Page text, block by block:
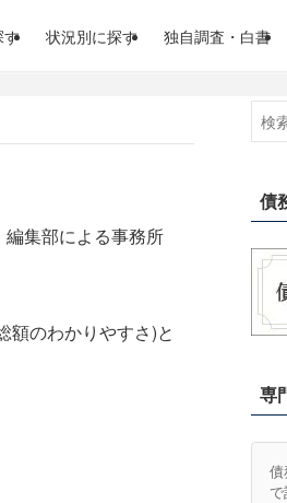
す 状況別に探す 独自調査・白書
集部による事務所
額のわかりやすさ)と
債
専